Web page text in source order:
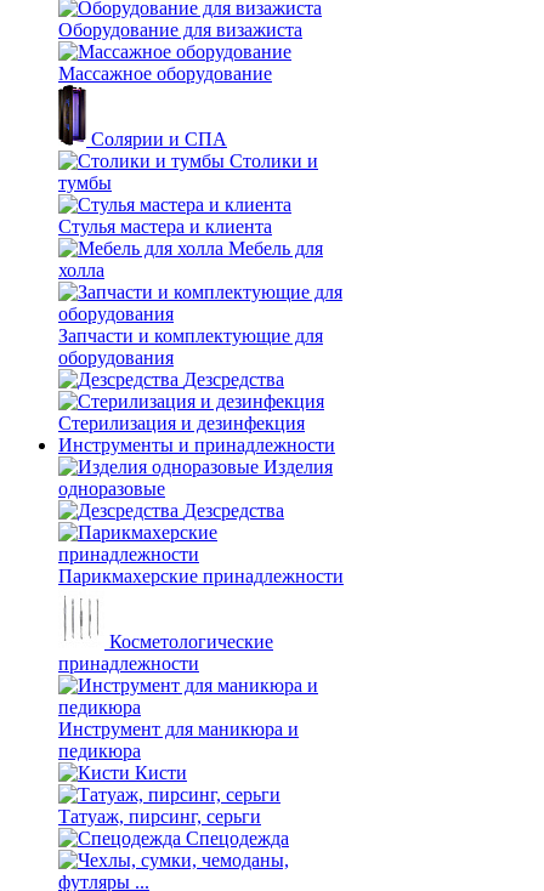
Оборудование для визажиста
Массажное оборудование
Солярии и СПА
Столики и
тумбы
Стулья мастера и клиента
Мебель для
холла
Запчасти и комплектующие для
оборудования
Дезсредства
Стерилизация и дезинфекция
Инструменты и принадлежности
Изделия
одноразовые
Дезсредства
Парикмахерские принадлежности
Косметологические
принадлежности
Инструмент для маникюра и
педикюра
Кисти
Татуаж, пирсинг, серьги
Спецодежда